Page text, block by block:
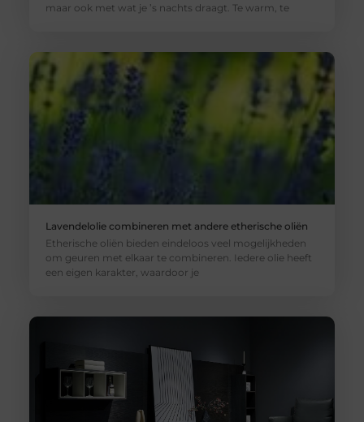
maar ook met wat je ’s nachts draagt. Te warm, te
Lavendelolie combineren met andere etherische oliën
Etherische oliën bieden eindeloos veel mogelijkheden
om geuren met elkaar te combineren. Iedere olie heeft
een eigen karakter, waardoor je